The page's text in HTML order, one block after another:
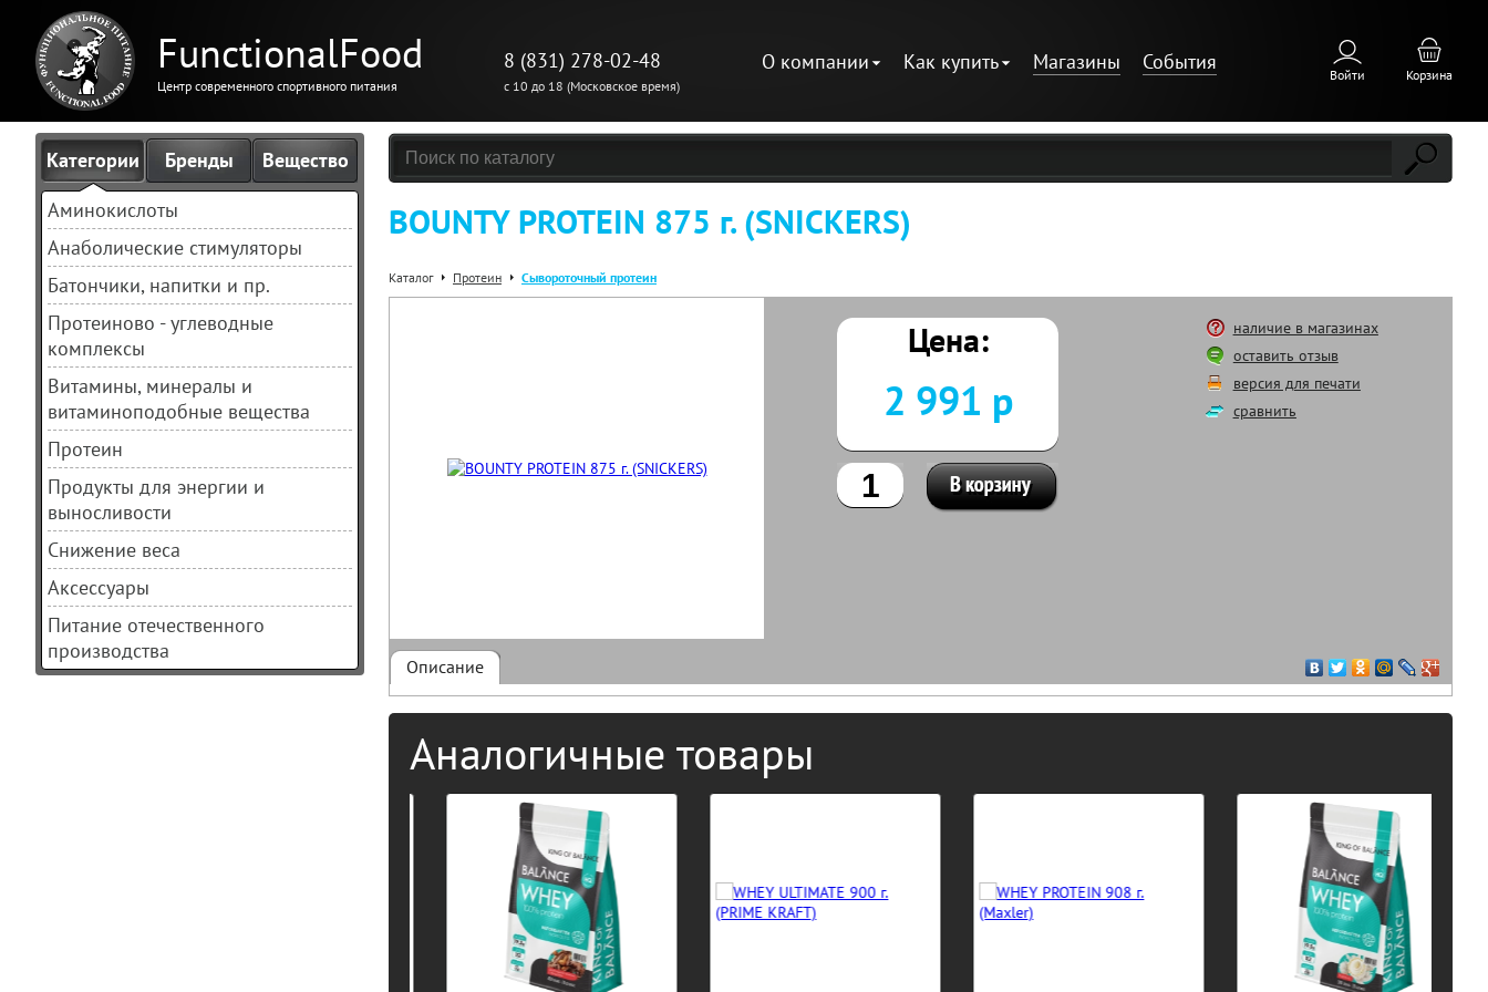
FunctionalFood
Центр современного спортивного питания
8 (831) 278-02-48
с 10 до 18 (Московское время)
О компании Как купить Магазины События
Войти Корзина
Категории Бренды
Вещество
Аминокислоты
Анаболические стимуляторы
Батончики, напитки и пр.
Протеиново - углеводные
комплексы
Витамины, минералы и
витаминоподобные вещества
Протеин
Продукты для энергии и
выносливости
Снижение веса
Аксессуары
Питание отечественного
производства
BOUNTY PROTEIN 875 г. (SNICKERS)
Каталог Протеин Сывороточный протеин
Цена:
2 991 р
наличие в магазинах
оставить отзыв
версия для печати
сравнить
Описание
Аналогичные товары